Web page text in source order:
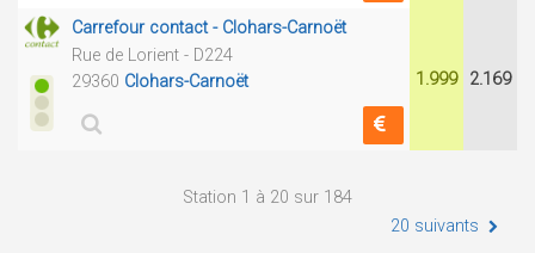
Carrefour contact - Clohars-Carnoët
Rue de Lorient - D224
29360 Clohars-Carnoët 1.999 2.169
Station 1 à 20 sur 184
20 suivants